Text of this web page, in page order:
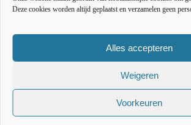
Deze cookies worden altijd geplaatst en verzamelen geen
Alles accepteren
Weigeren
Voorkeuren